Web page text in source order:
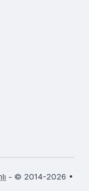
- © 2014-2026 •